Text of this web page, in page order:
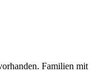
Familien mit